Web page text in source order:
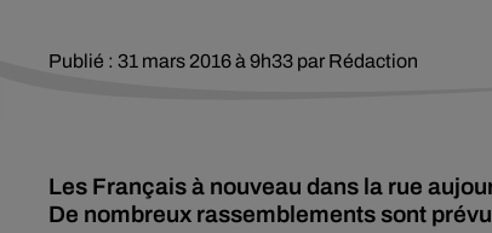
Publié : 31 mars 2016 à 9h33 par Rédaction
Les Français à nouveau dans la rue
De nombreux rassemblements sont